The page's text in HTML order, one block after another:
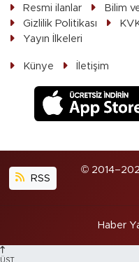
Resmi ilanlar
Bilim
Gizlilik Politikası
Yayın İlkeleri
Künye İletişim
RSS
©
Haber